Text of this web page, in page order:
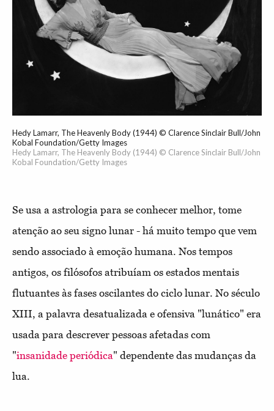
Hedy Lamarr, The Heavenly Body (1944) © Clarence Sinclair Bull/John
Kobal Foundation/Getty Images
Hedy Lamarr, The Heavenly Body (1944) © Clarence Sinclair Bull/John
Kobal Foundation/Getty Images
Se usa a astrologia para se conhecer melhor, tome
atenção ao seu signo lunar - há muito tempo que vem
sendo associado à emoção humana. Nos tempos
antigos, os filósofos atribuíam os estados mentais
flutuantes às fases oscilantes do ciclo lunar. No século
XIII, a palavra desatualizada e ofensiva "lunático" era
usada para descrever pessoas afetadas com
"insanidade periódica" dependente das mudanças da
lua.